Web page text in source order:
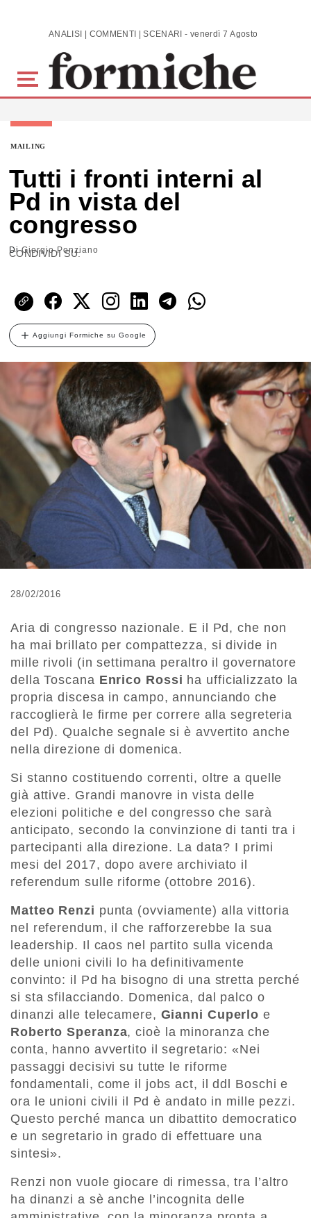
Skip to main content ANALISI | COMMENTI | SCENARI - venerdì 7 Agosto 2026
MAILING
Tutti i fronti interni al
Pd in vista del
congresso
DiGiorgio Ponziano
CONDIVIDI SU:
Aggiungi Formiche su Google
28/02/2016
Aria di congresso nazionale. E il Pd, che non
ha mai brillato per compattezza, si divide in
mille rivoli (in settimana peraltro il governatore
della Toscana Enrico Rossi ha ufficializzato la
propria discesa in campo, annunciando che
raccoglierà le firme per correre alla segreteria
del Pd). Qualche segnale si è avvertito anche
nella direzione di domenica.
Si stanno costituendo correnti, oltre a quelle
già attive. Grandi manovre in vista delle
elezioni politiche e del congresso che sarà
anticipato, secondo la convinzione di tanti tra i
partecipanti alla direzione. La data? I primi
mesi del 2017, dopo avere archiviato il
referendum sulle riforme (ottobre 2016).
Matteo Renzi punta (ovviamente) alla vittoria
nel referendum, il che rafforzerebbe la sua
leadership. Il caos nel partito sulla vicenda
delle unioni civili lo ha definitivamente
convinto: il Pd ha bisogno di una stretta perché
si sta sfilacciando. Domenica, dal palco o
dinanzi alle telecamere, Gianni Cuperlo e
Roberto Speranza, cioè la minoranza che
conta, hanno avvertito il segretario: «Nei
passaggi decisivi su tutte le riforme
fondamentali, come il jobs act, il ddl Boschi e
ora le unioni civili il Pd è andato in mille pezzi.
Questo perché manca un dibattito democratico
e un segretario in grado di effettuare una
sintesi».
Renzi non vuole giocare di rimessa, tra l’altro
ha dinanzi a sè anche l’incognita delle